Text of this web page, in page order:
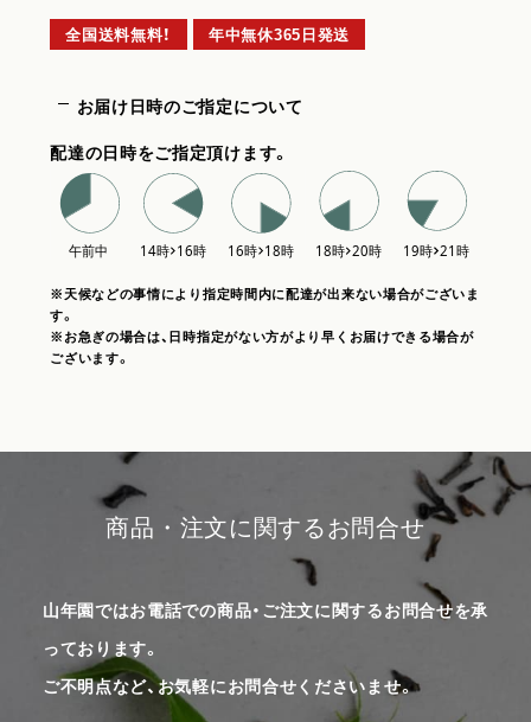
全国送料無料！ 年中無休365日発送
お届け日時のご指定について
配達の日時をご指定頂けます。
※天候などの事情により指定時間内に配達が出来ない場合がございま
す。
※お急ぎの場合は、日時指定がない方がより早くお届けできる場合が
ございます。
商品・注文に関するお問合せ
山年園ではお電話での商品・ご注文に関するお問合せを承
っております。
ご不明点など、お気軽にお問合せくださいませ。